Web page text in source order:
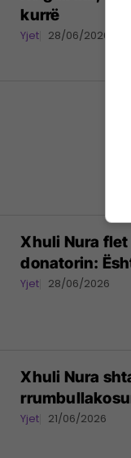
kurrë
Yjet 28/06/2026
Xhuli Nura
donatorin:
Yjet 28/06/2026
Xhuli Nura
Yjet 21/06/2026